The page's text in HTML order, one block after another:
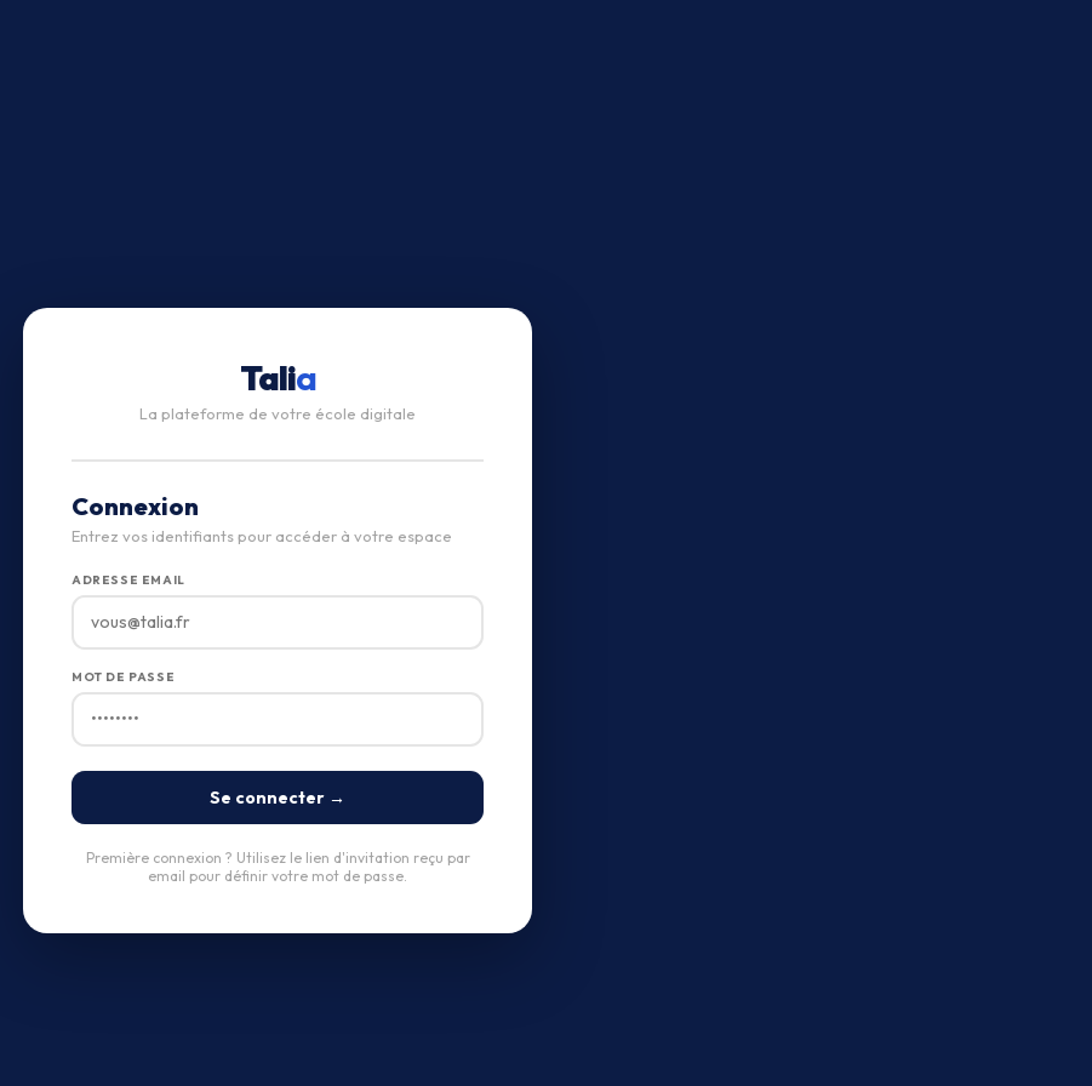
Talia
La plateforme de votre école digitale
Connexion
Entrez vos identifiants pour accéder à votre espace
ADRESSE EMAIL
MOT DE PASSE
Se connecter →
Première connexion ? Utilisez le lien d'invitation reçu par
email pour définir votre mot de passe.